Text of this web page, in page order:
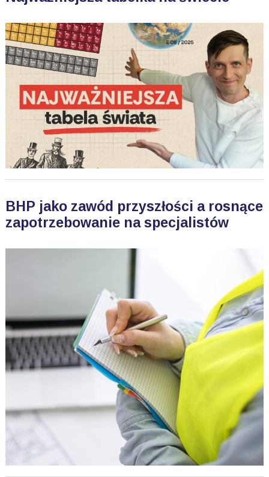
BHP jako zawód przyszłości a rosnące
zapotrzebowanie na specjalistów